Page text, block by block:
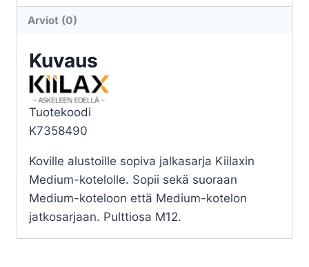
46/77MM
4KPL
Arviot (0)
Kuvaus
Tuotekoodi
K7358490
Koville alustoille sopiva jalkasarja Kiilaxin
Medium-kotelolle. Sopii sekä suoraan
Medium-koteloon että Medium-kotelon
jatkosarjaan. Pulttiosa M12.